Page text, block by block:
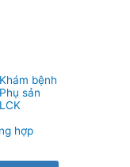
bệnh
sản
hợp